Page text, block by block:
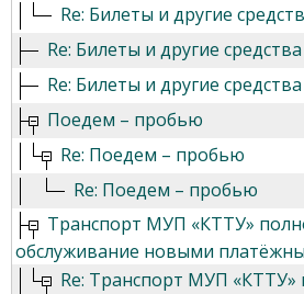
Re: Билеты и другие
Re: Билеты и другие
Re: Билеты и другие
Поедем – пробью
Re: Поедем – пробью
Re: Поедем – пробью
Транспорт МУП «КТТУ»
обслуживание новыми
Re: Транспорт МУП